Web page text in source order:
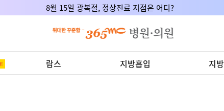
8월 15일 광복절, 정상진료 지점은 어디?
람스 지방흡입 지